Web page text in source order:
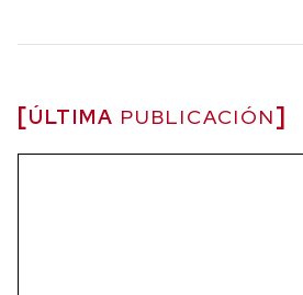
ÚLTIMA PUBLICACIÓN